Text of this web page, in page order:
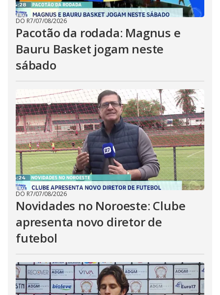
DO R7/07/08/2026
Pacotão da rodada: Magnus e
Bauru Basket jogam neste
sábado
DO R7/07/08/2026
Novidades no Noroeste: Clube
apresenta novo diretor de
futebol